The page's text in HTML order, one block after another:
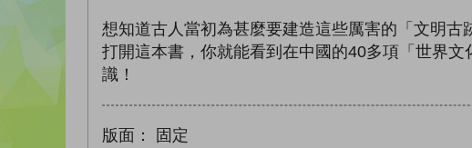
想知道古人當初為甚麼要建造這些厲害的「文明古
打開這本書，你就能看到在中國的40多項「世界
識！
版面：
固定